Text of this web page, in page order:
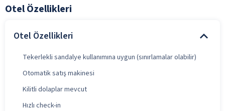
Otel Özellikleri
Otel Özellikleri
Tekerlekli sandalye kullanımına uygun (sınırlamalar olabilir)
Otomatik satış makinesi
Kilitli dolaplar mevcut
Hızlı check-in